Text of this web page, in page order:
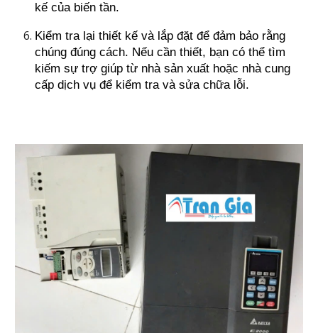
kế của biến tần.
Kiểm tra lại thiết kế và lắp đặt để đảm bảo rằng
chúng đúng cách. Nếu cần thiết, bạn có thể tìm
kiếm sự trợ giúp từ nhà sản xuất hoặc nhà cung
cấp dịch vụ để kiểm tra và sửa chữa lỗi.